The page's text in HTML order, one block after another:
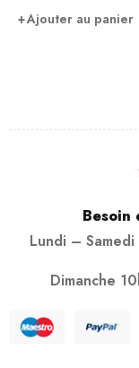
Ajouter au panier
Besoin
Lundi –
Dimanche